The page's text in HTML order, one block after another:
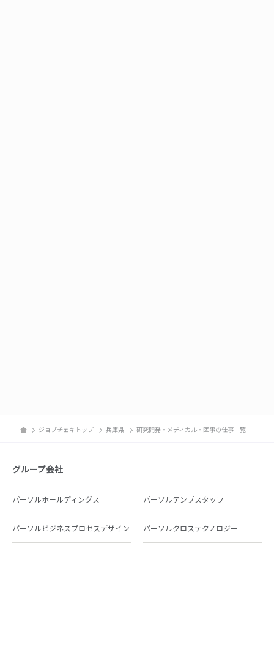
ジョブチェキトップ 兵庫県 研究開発・メディカル・医事の仕事一覧
グループ会社
パーソルホールディングス パーソルテンプスタッフ
パーソルビジネスプロセスデザイン パーソルクロステクノロジー